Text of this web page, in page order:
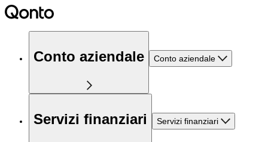
Conto aziendale Conto aziendale
Servizi finanziari Servizi finanziari